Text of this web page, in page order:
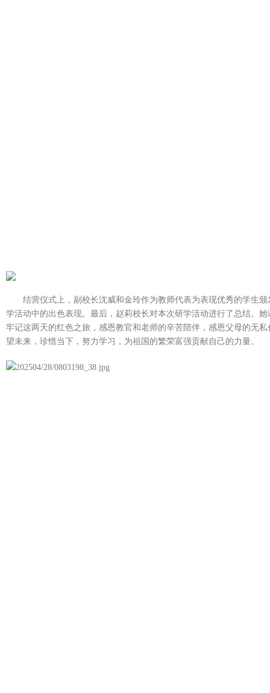
结营仪式上，副校长沈威和金玲作为教师代表为表现优秀的学生颁
学活动中的出色表现。最后，赵莉校长对本次研学活动进行了总结。
牢记这两天的红色之旅，感恩教官和老师的辛苦陪伴，感恩父母的无
望未来，珍惜当下，努力学习，为祖国的繁荣富强贡献自己的力量。